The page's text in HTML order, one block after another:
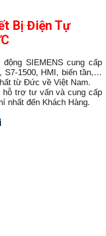
Bị Điện Tự
SIEMENS cung cấp
S7-1500, HMI, biến tần,…
từ Đức về Việt Nam.
hỗ trợ tư vấn và cung cấp
nhất đến Khách Hàng.